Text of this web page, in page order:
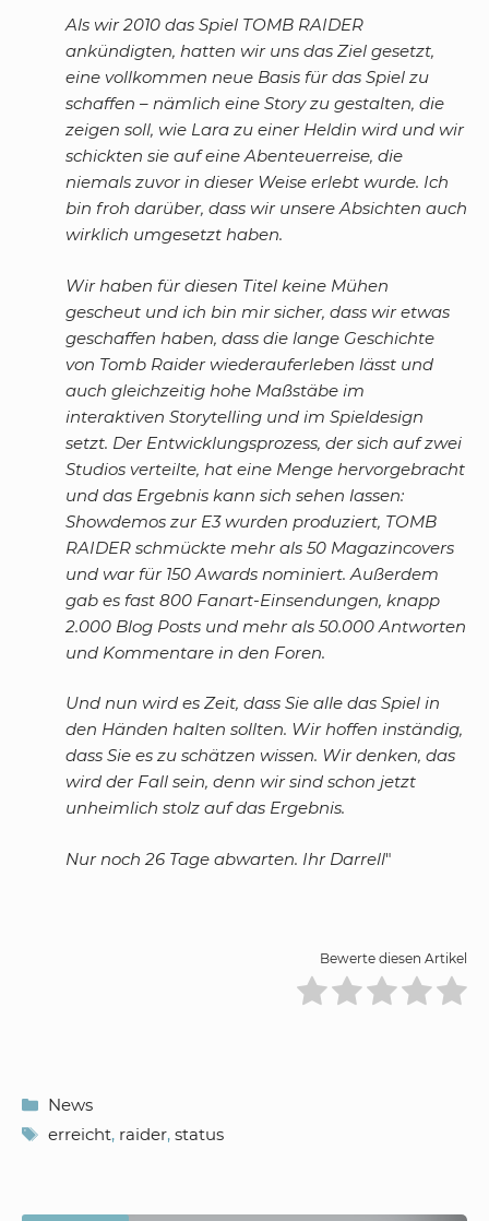
Als wir 2010 das Spiel TOMB RAIDER
ankündigten, hatten wir uns das Ziel gesetzt,
eine vollkommen neue Basis für das Spiel zu
schaffen – nämlich eine Story zu gestalten, die
zeigen soll, wie Lara zu einer Heldin wird und wir
schickten sie auf eine Abenteuerreise, die
niemals zuvor in dieser Weise erlebt wurde. Ich
bin froh darüber, dass wir unsere Absichten auch
wirklich umgesetzt haben.
Wir haben für diesen Titel keine Mühen
gescheut und ich bin mir sicher, dass wir etwas
geschaffen haben, dass die lange Geschichte
von Tomb Raider wiederauferleben lässt und
auch gleichzeitig hohe Maßstäbe im
interaktiven Storytelling und im Spieldesign
setzt. Der Entwicklungsprozess, der sich auf zwei
Studios verteilte, hat eine Menge hervorgebracht
und das Ergebnis kann sich sehen lassen:
Showdemos zur E3 wurden produziert, TOMB
RAIDER schmückte mehr als 50 Magazincovers
und war für 150 Awards nominiert. Außerdem
gab es fast 800 Fanart-Einsendungen, knapp
2.000 Blog Posts und mehr als 50.000 Antworten
und Kommentare in den Foren.
Und nun wird es Zeit, dass Sie alle das Spiel in
den Händen halten sollten. Wir hoffen inständig,
dass Sie es zu schätzen wissen. Wir denken, das
wird der Fall sein, denn wir sind schon jetzt
unheimlich stolz auf das Ergebnis.
Nur noch 26 Tage abwarten. Ihr Darrell"
Bewerte diesen Artikel
Kategorien
News
Schlagwörter
erreicht, raider, status